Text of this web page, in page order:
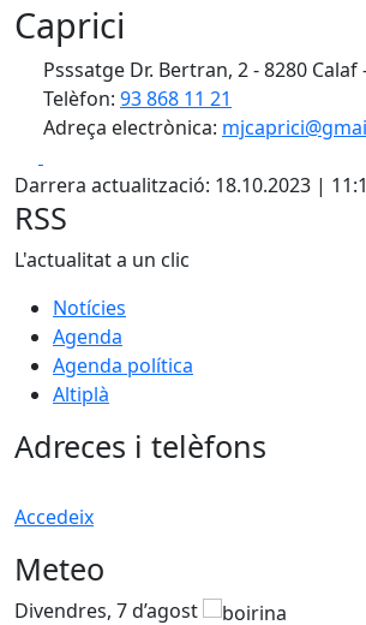
Caprici
Psssatge Dr. Bertran, 2 - 8280 Calaf
Telèfon: 93 868 11 21
Adreça electrònica:
Darrera actualització: 18.10.2023 |
RSS
L'actualitat a un clic
Notícies
Agenda
Agenda política
Altiplà
Adreces i telèfons
Accedeix
Meteo
Divendres, 7 d’agost